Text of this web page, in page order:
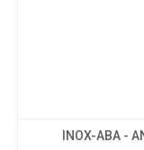
INOX-ABA -